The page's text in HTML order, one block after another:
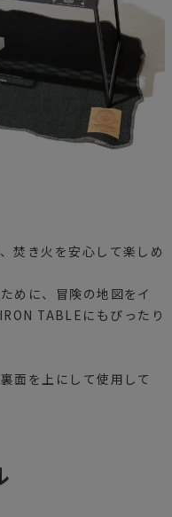
焚き火を安心して楽しめ
めに、冒険の地図をイ
TABLEにもぴったり
面を上にして使用して